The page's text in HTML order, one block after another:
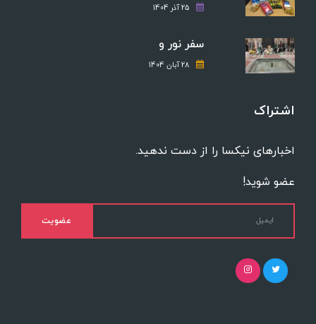
25 آذر 1404
سفر نور و
28 آبان 1404
اشتراک
اخبارهای نیکسا را از دست ندهید.
عضو شوید!
عضویت